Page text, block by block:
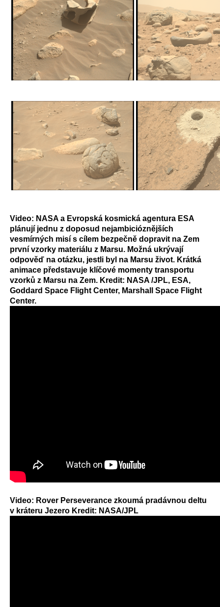
Video: NASA a Evropská kosmická agentura ESA
plánují jednu z doposud nejambicióznějších
vesmírných misí s cílem bezpečně dopravit na Zem
první vzorky materiálu z Marsu. Možná ukrývají
odpověď na otázku, jestli byl na Marsu život. Krátká
animace představuje klíčové momenty transportu
vzorků z Marsu na Zem. Kredit: NASA /JPL, ESA,
Goddard Space Flight Center, Marshall Space Flight
Center.
Video: Rover Perseverance zkoumá pradávnou deltu
v kráteru Jezero Kredit: NASA/JPL